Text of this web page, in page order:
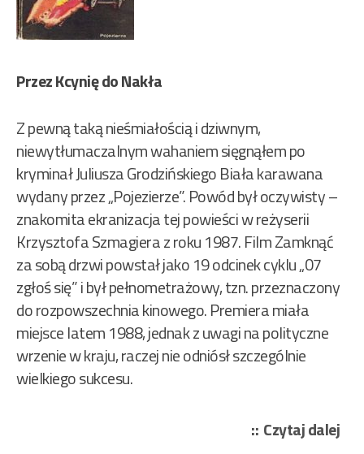
Przez Kcynię do Nakła
Z pewną taką nieśmiałością i dziwnym,
niewytłumaczalnym wahaniem sięgnąłem po
kryminał Juliusza Grodzińskiego Biała karawana
wydany przez „Pojezierze”. Powód był oczywisty –
znakomita ekranizacja tej powieści w reżyserii
Krzysztofa Szmagiera z roku 1987. Film Zamknąć
za sobą drzwi powstał jako 19 odcinek cyklu „07
zgłoś się” i był pełnometrażowy, tzn. przeznaczony
do rozpowszechnia kinowego. Premiera miała
miejsce latem 1988, jednak z uwagi na polityczne
wrzenie w kraju, raczej nie odniósł szczególnie
wielkiego sukcesu.
Czytaj dalej